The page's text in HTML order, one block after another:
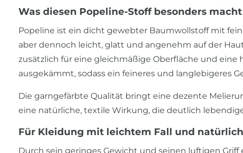
Was diesen Popeline-Stoff besonders macht
Popeline ist ein dicht gewebter Baumwollstoff mit
aber dennoch leicht, glatt und angenehm auf der
zusätzlich für eine gleichmäßige Oberfläche und eine
ausgekämmt, sodass ein feineres und langlebigeres
Die garngefärbte Qualität bringt eine dezente
eine natürliche, textile Wirkung, die deutlich
Für Kleidung mit leichtem Fall und
Durch sein geringes Gewicht und seinen luftigen